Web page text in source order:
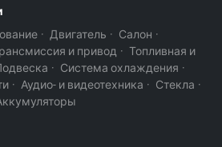
· Двигатель · Салон ·
и привод · Топливная и
· Система охлаждения ·
· Аудио- и видеотехника · Стекла ·